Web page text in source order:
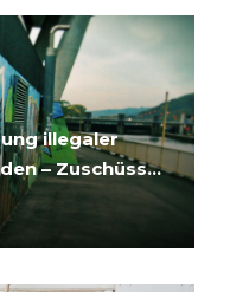
illegaler
– Zuschüsse